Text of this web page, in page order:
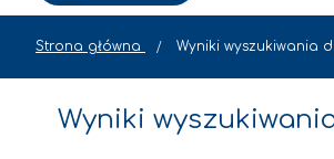
Strona główna Wyniki wyszukiwania
Wyniki